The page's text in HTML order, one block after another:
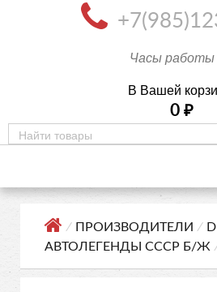
Часы работы
В Вашей
0 ₽
⁄ ПРОИЗВОДИТЕЛИ ⁄
АВТОЛЕГЕНДЫ СССР Б/Ж ⁄